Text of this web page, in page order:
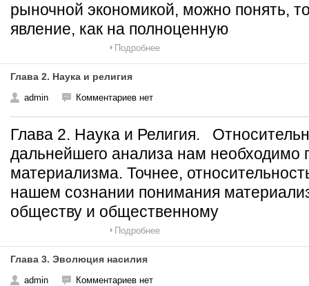
рыночной экономикой, можно понять,
явление, как на полноценную
Подробнее
Глава 2. Наука и религия
admin Комментариев нет
Глава 2. Наука и Религия.
дальнейшего анализа нам необходимо
материализма. Точнее,
нашем сознании понимания
обществу и общественному
Подробнее
Глава 3. Эволюция насилия
admin Комментариев нет